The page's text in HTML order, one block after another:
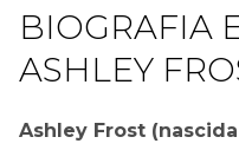
BIOGRAFIA
ASHLEY
Ashley Frost